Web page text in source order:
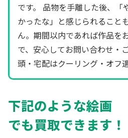
です。 品物を手離した後、「
かったな」と感じられること
ん。期間以内であれば作品を
で、安心してお問い合わせ・
頭・宅配はクーリング・オフ
下記のような絵画
でも買取できます！